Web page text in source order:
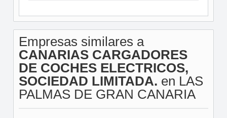
Empresas similares a
CANARIAS CARGADORES
DE COCHES ELECTRICOS,
SOCIEDAD LIMITADA. en LAS
PALMAS DE GRAN CANARIA